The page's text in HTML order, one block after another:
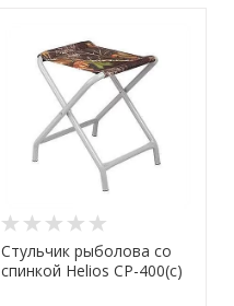
Стульчик рыболова со
спинкой Helios CP-400(с)